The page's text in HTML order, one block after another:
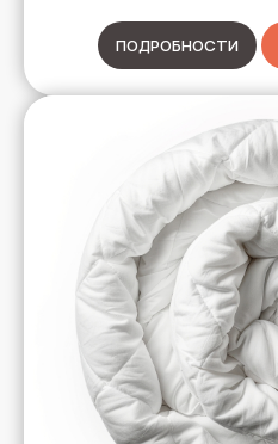
ПОДРОБНОСТИ